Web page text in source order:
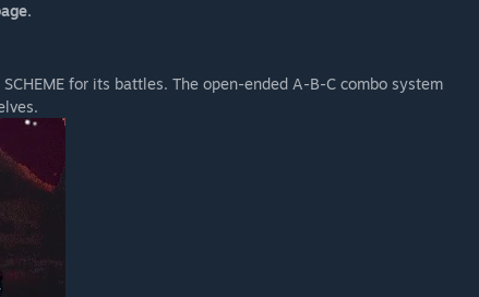
for its battles. The open-ended A-B-C combo system